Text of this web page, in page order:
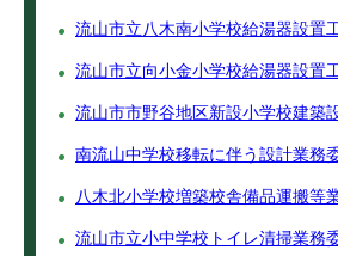
流山市立八木南小学校給湯器設置
流山市立向小金小学校給湯器設置
流山市市野谷地区新設小学校建築
南流山中学校移転に伴う設計業務
八木北小学校増築校舎備品運搬等
流山市立小中学校トイレ清掃業務